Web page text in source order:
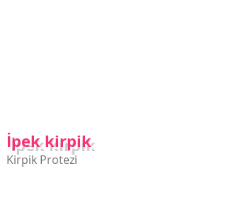
İpek kirpik
Kirpik Protezi